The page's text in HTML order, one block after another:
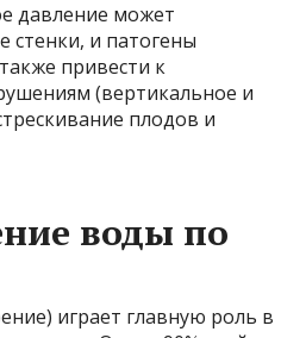
давление может
стенки, и патогены
привести к
(вертикальное и
плодов и
воды по
играет главную роль в